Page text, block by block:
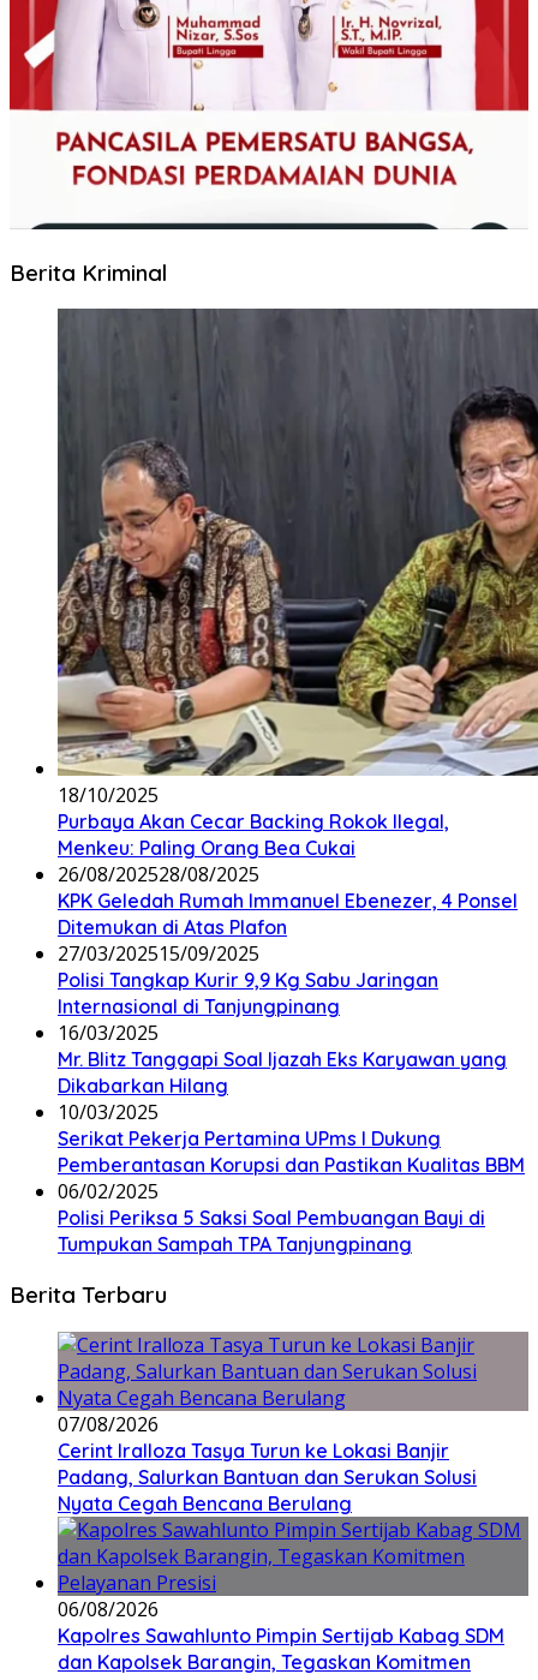
Berita Kriminal
18/10/2025
Purbaya Akan Cecar Backing Rokok Ilegal,
Menkeu: Paling Orang Bea Cukai
26/08/202528/08/2025
KPK Geledah Rumah Immanuel Ebenezer, 4 Ponsel
Ditemukan di Atas Plafon
27/03/202515/09/2025
Polisi Tangkap Kurir 9,9 Kg Sabu Jaringan
Internasional di Tanjungpinang
16/03/2025
Mr. Blitz Tanggapi Soal Ijazah Eks Karyawan yang
Dikabarkan Hilang
10/03/2025
Serikat Pekerja Pertamina UPms I Dukung
Pemberantasan Korupsi dan Pastikan Kualitas BBM
06/02/2025
Polisi Periksa 5 Saksi Soal Pembuangan Bayi di
Tumpukan Sampah TPA Tanjungpinang
Berita Terbaru
07/08/2026
Cerint Iralloza Tasya Turun ke Lokasi Banjir
Padang, Salurkan Bantuan dan Serukan Solusi
Nyata Cegah Bencana Berulang
06/08/2026
Kapolres Sawahlunto Pimpin Sertijab Kabag SDM
dan Kapolsek Barangin, Tegaskan Komitmen